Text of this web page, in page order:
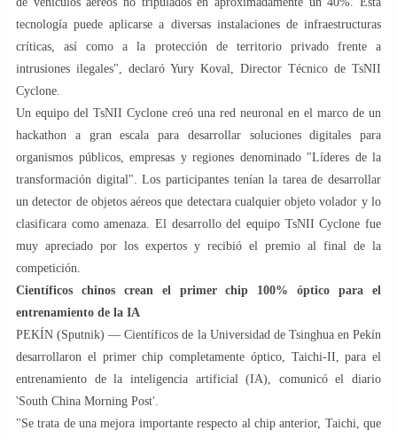
tecnología puede aplicarse a diversas instalaciones de infraestructuras
críticas, así como a la protección de territorio privado frente a
intrusiones ilegales", declaró Yury Koval, Director Técnico de TsNII
Cyclone.
Un equipo del TsNII Cyclone creó una red neuronal en el marco de un
hackathon a gran escala para desarrollar soluciones digitales para
organismos públicos, empresas y regiones denominado "Líderes de la
transformación digital". Los participantes tenían la tarea de desarrollar
un detector de objetos aéreos que detectara cualquier objeto volador y lo
clasificara como amenaza. El desarrollo del equipo TsNII Cyclone fue
muy apreciado por los expertos y recibió el premio al final de la
competición.
Científicos chinos crean el primer chip 100% óptico para el
entrenamiento de la IA
PEKÍN (Sputnik) — Científicos de la Universidad de Tsinghua en Pekín
desarrollaron el primer chip completamente óptico, Taichi-II, para el
entrenamiento de la inteligencia artificial (IA), comunicó el diario
'South China Morning Post'.
"Se trata de una mejora importante respecto al chip anterior, Taichi, que